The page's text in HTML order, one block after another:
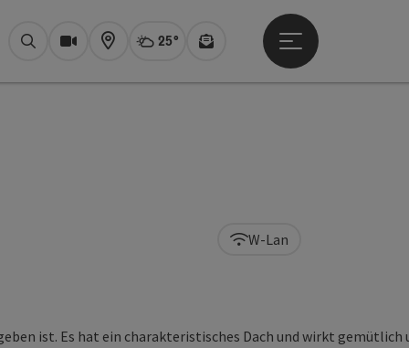
SuchenWebcams
Karte Aktuelles Wetter Bad Ischl,
25°
Newsletter
Hauptmenü öffnen
W-Lan